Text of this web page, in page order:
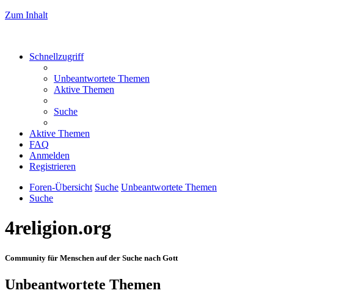
Zum Inhalt
Schnellzugriff
Unbeantwortete Themen
Aktive Themen
Suche
Aktive Themen
FAQ
Anmelden
Registrieren
Foren-Übersicht Suche Unbeantwortete Themen
Suche
4religion.org
Community für Menschen auf der Suche nach Gott
Unbeantwortete Themen